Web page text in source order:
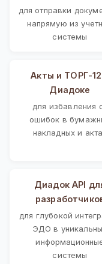
для отправки
напрямую из
системы
Акты и ТОРГ-
Диадоке
для избавления
ошибок в
накладных и
Диадок API
для глубокой
ЭДО в
системы